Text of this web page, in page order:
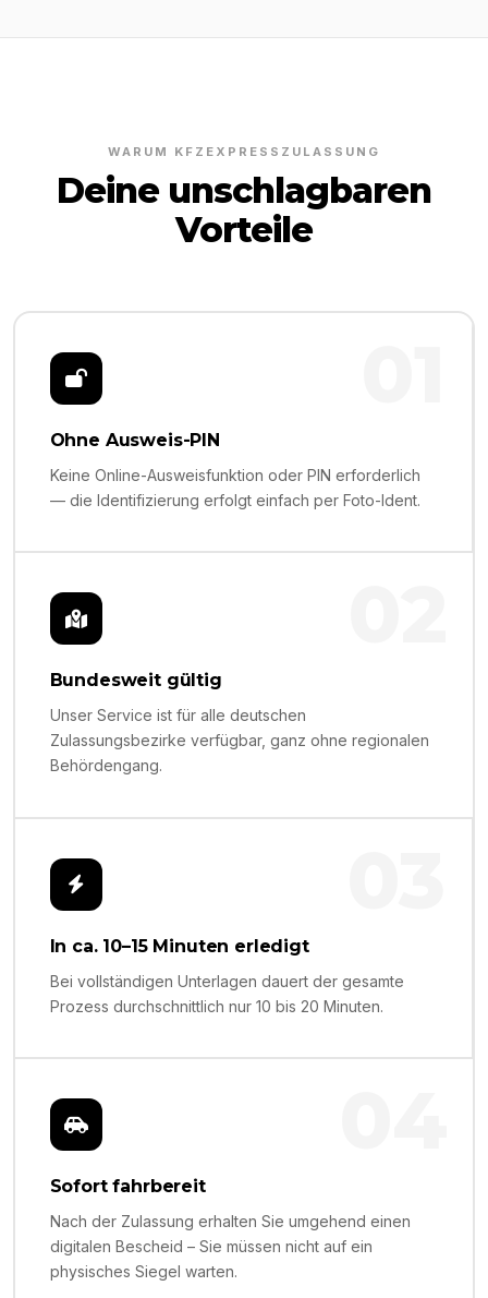
WARUM KFZEXPRESSZULASSUNG
Deine unschlagbaren
Vorteile
Ohne Ausweis-PIN
Keine Online-Ausweisfunktion oder PIN erforderlich
— die Identifizierung erfolgt einfach per Foto-Ident.
Bundesweit gültig
Unser Service ist für alle deutschen
Zulassungsbezirke verfügbar, ganz ohne regionalen
Behördengang.
In ca. 10–15 Minuten erledigt
Bei vollständigen Unterlagen dauert der gesamte
Prozess durchschnittlich nur 10 bis 20 Minuten.
Sofort fahrbereit
Nach der Zulassung erhalten Sie umgehend einen
digitalen Bescheid – Sie müssen nicht auf ein
physisches Siegel warten.